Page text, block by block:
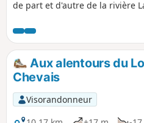
de part et d'autre de la rivière
la porte même de Chef-
également un détour.
Aux alentours du
Chevais
Visorandonneur